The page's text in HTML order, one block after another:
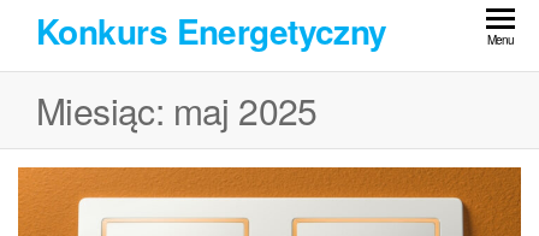
Przejdź
treści
Konkurs Energetyczny Menu
Miesiąc: maj 2025